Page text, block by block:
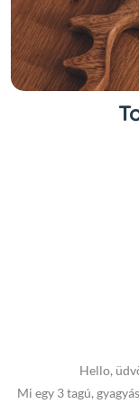
Hello,
Mi egy 3 tagú,